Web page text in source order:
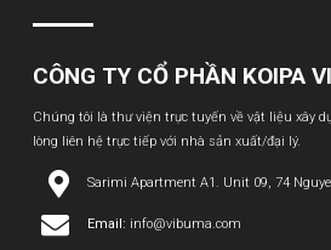
CÔNG TY CỔ PHẦN KOIPA
Chúng tôi là thư viện trực tuyến về vật liệu xây
lòng liên hệ trực tiếp với nhà sản xuất/đại lý.
Sarimi Apartment A1. Unit 09, 74
Email: info@vibuma.com